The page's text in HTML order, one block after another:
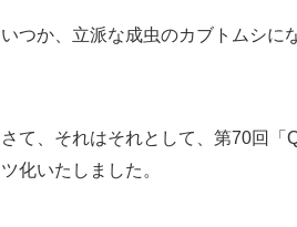
いつか、立派な成虫のカブトムシに
さて、それはそれとして、第70回
ツ化いたしました。